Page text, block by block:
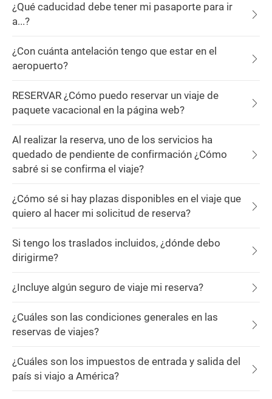
¿Qué caducidad debe tener mi pasaporte para ir
a...?
¿Con cuánta antelación tengo que estar en el
aeropuerto?
RESERVAR ¿Cómo puedo reservar un viaje de
paquete vacacional en la página web?
Al realizar la reserva, uno de los servicios ha
quedado de pendiente de confirmación ¿Cómo
sabré si se confirma el viaje?
¿Cómo sé si hay plazas disponibles en el viaje que
quiero al hacer mi solicitud de reserva?
Si tengo los traslados incluidos, ¿dónde debo
dirigirme?
¿Incluye algún seguro de viaje mi reserva?
¿Cuáles son las condiciones generales en las
reservas de viajes?
¿Cuáles son los impuestos de entrada y salida del
país si viajo a América?